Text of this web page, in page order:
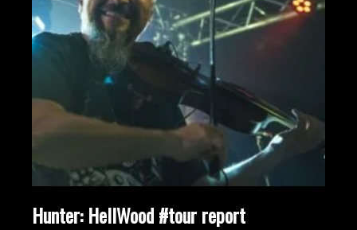
Hunter: HellWood #tour report